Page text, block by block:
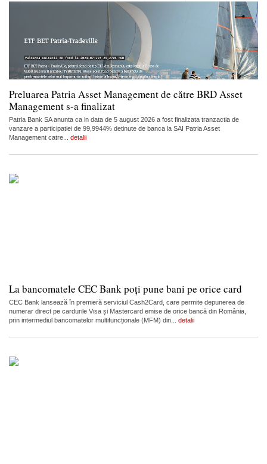
Preluarea Patria Asset Management de către BRD Asset
Management s-a finalizat
Patria Bank SA anunta ca in data de 5 august 2026 a fost finalizata tranzactia de
vanzare a participatiei de 99,9944% detinute de banca la SAI Patria Asset
Management catre... detalii
La bancomatele CEC Bank poți pune bani pe orice card
CEC Bank lansează în premieră serviciul Cash2Card, care permite depunerea de
numerar direct pe cardurile Visa și Mastercard emise de orice bancă din România,
prin intermediul bancomatelor multifuncționale (MFM) din... detalii